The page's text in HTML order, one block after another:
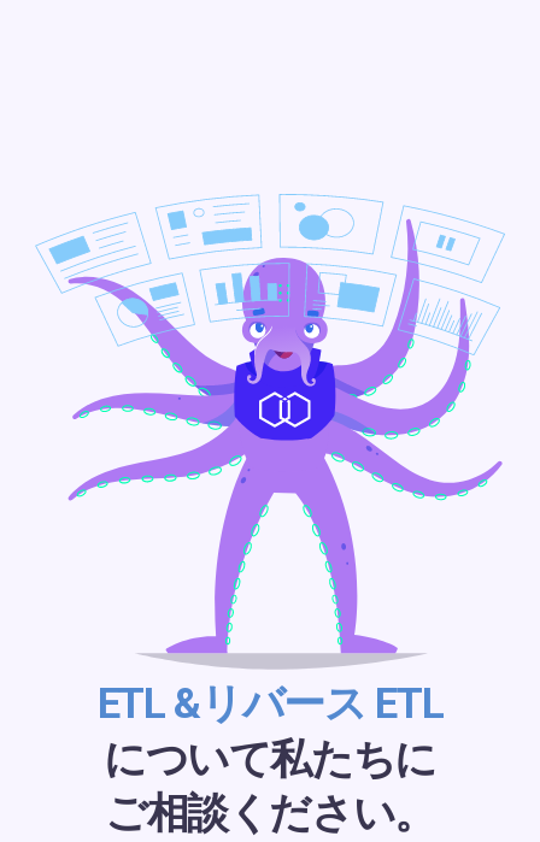
ETL &リバース ETL
について私たちに
ご相談ください。